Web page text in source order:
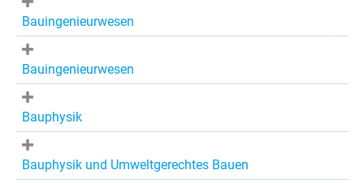
Bauingenieurwesen
Bauingenieurwesen
Bauphysik
Bauphysik und Umweltgerechtes Bauen